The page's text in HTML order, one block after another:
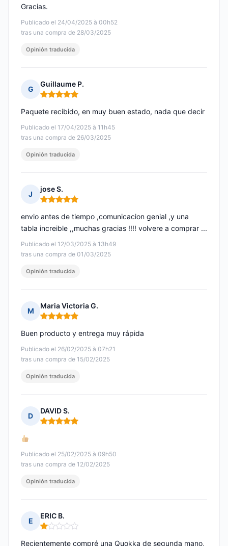
Publicado el 24/04/2025 à 00h52
tras una compra de 28/03/2025
Gracias.
Opinión traducida
G
Guillaume P.
Nota: 5 de 5
Publicado el 17/04/2025 à 11h45
tras una compra de 26/03/2025
Paquete recibido, en muy buen estado, nada que decir
Opinión traducida
J
jose S.
Nota: 5 de 5
Publicado el 12/03/2025 à 13h49
tras una compra de 01/03/2025
envio antes de tiempo ,comunicacion genial ,y una
tabla increible ,,muchas gracias !!!! volvere a comprar ...
Opinión traducida
M
Maria Victoria G.
Nota: 5 de 5
Publicado el 26/02/2025 à 07h21
tras una compra de 15/02/2025
Buen producto y entrega muy rápida
Opinión traducida
D
DAVID S.
Nota: 5 de 5
Publicado el 25/02/2025 à 09h50
tras una compra de 12/02/2025
Opinión traducida
E
ERIC B.
Nota: 1 de 5
Recientemente compré una Quokka de segunda mano,